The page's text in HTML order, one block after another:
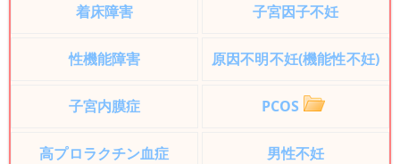
着床障害 子宮因子不妊
性機能障害 原因不明不妊(機能性不妊)
子宮内膜症 PCOS
高プロラクチン血症 男性不妊